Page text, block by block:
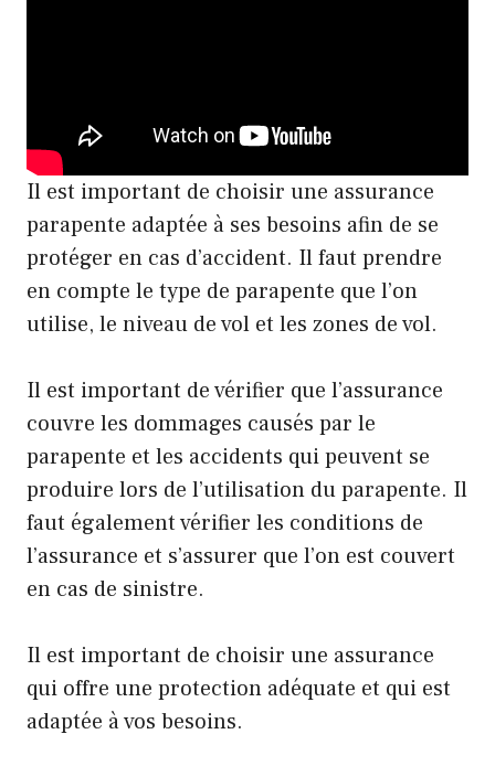
Il est important de choisir une assurance
parapente adaptée à ses besoins afin de se
protéger en cas d’accident. Il faut prendre
en compte le type de parapente que l’on
utilise, le niveau de vol et les zones de vol.
Il est important de vérifier que l’assurance
couvre les dommages causés par le
parapente et les accidents qui peuvent se
produire lors de l’utilisation du parapente. Il
faut également vérifier les conditions de
l’assurance et s’assurer que l’on est couvert
en cas de sinistre.
Il est important de choisir une assurance
qui offre une protection adéquate et qui est
adaptée à vos besoins.